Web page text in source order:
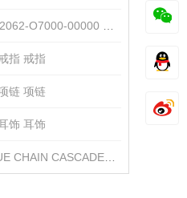
O7000-00000 耳饰
指 戒指
链 项链
饰 耳饰
CASCADE 项链